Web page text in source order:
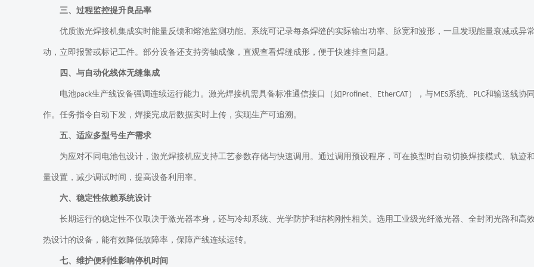
三、过程监控提升良品率
优质激光焊接机集成实时能量反馈和熔池监测功能。系统可记录每条焊缝的实际输出功率、脉宽和波形，一旦发现能量衰减或异
动，立即报警或标记工件。部分设备还支持旁轴成像，直观查看焊缝成形，便于快速排查问题。
四、与自动化线体无缝集成
电池pack生产线设备强调连续运行能力。激光焊接机需具备标准通信接口（如Profinet、 EtherCAT），与MES系统、 PLC和输送线协
作。任务指令自动下发，焊接完成后数据实时上传，实现生产可追溯。
五、适应多型号生产需求
为应对不同电池包设计，激光焊接机应支持工艺参数存储与快速调用。通过调用预设程序，可在换型时自动切换焊接模式、轨迹
量设置，减少调试时间，提高设备利用率。
六、稳定性依赖系统设计
长期运行的稳定性不仅取决于激光器本身，还与冷却系统、光学防护和结构刚性相关。选用工业级光纤激光器、全封闭光路和高
热设计的设备，能有效降低故障率，保障产线连续运转。
七、维护便利性影响停机时间